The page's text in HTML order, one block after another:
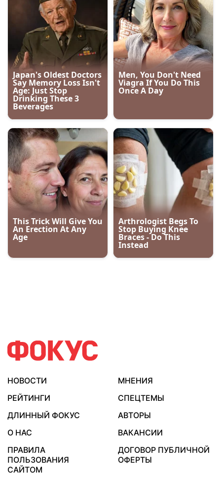
НОВОСТИ
МНЕНИЯ
РЕЙТИНГИ
СПЕЦТЕМЫ
ДЛИННЫЙ ФОКУС
АВТОРЫ
О НАС
ВАКАНСИИ
ПРАВИЛА
ПОЛЬЗОВАНИЯ
САЙТОМ
ДОГОВОР ПУБЛИЧНОЙ
ОФЕРТЫ